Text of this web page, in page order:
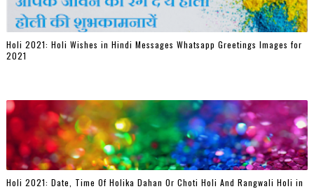
Holi 2021: Holi Wishes in Hindi Messages Whatsapp Greetings Images for
2021
Holi 2021: Date, Time Of Holika Dahan Or Choti Holi And Rangwali Holi in